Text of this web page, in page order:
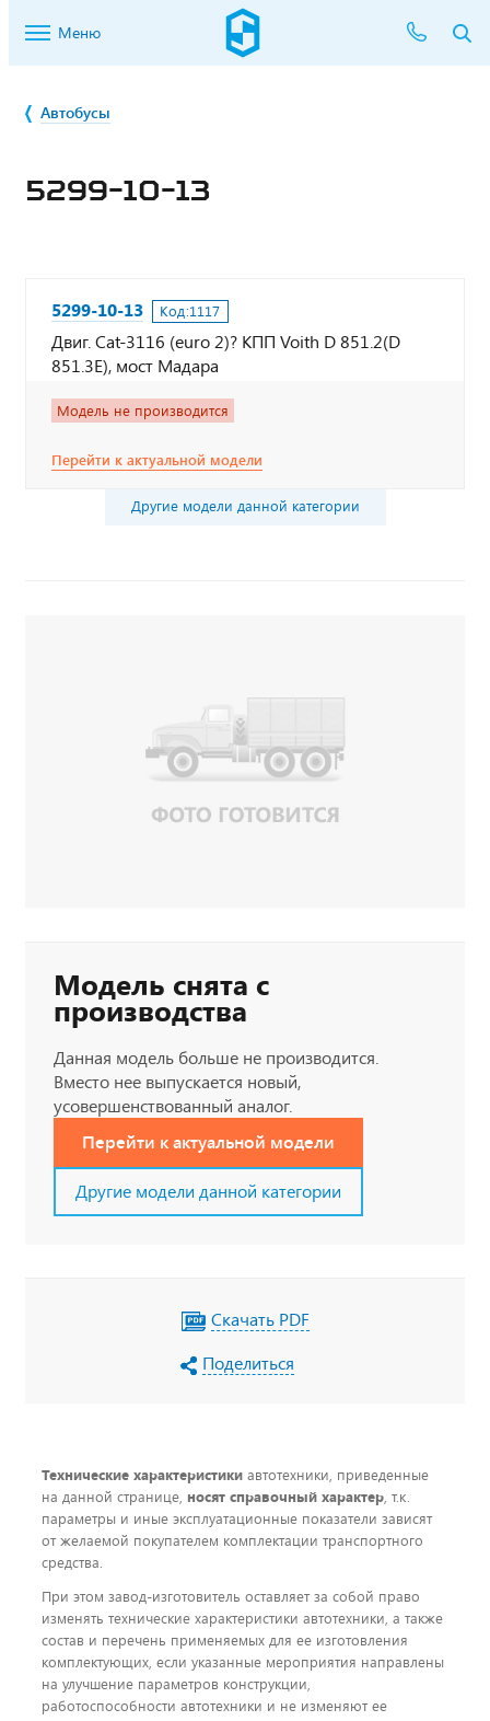
Меню
Автобусы
5299-10-13
5299-10-13 Код:1117
Двиг. Cat-3116 (euro 2)? КПП Voith D 851.2(D
851.3Е), мост Мадара
Модель не производится
Перейти к актуальной модели
Другие модели данной категории
Модель снята с
производства
Данная модель больше не производится.
Вместо нее выпускается новый,
усовершенствованный аналог.
Перейти к актуальной модели
Другие модели данной категории
Скачать PDF
Поделиться
Технические характеристики автотехники, приведенные
на данной странице, носят справочный характер, т.к.
параметры и иные эксплуатационные показатели зависят
от желаемой покупателем комплектации транспортного
средства.
При этом завод-изготовитель оставляет за собой право
изменять технические характеристики автотехники, а также
состав и перечень применяемых для ее изготовления
комплектующих, если указанные мероприятия направлены
на улучшение параметров конструкции,
работоспособности автотехники и не изменяют ее